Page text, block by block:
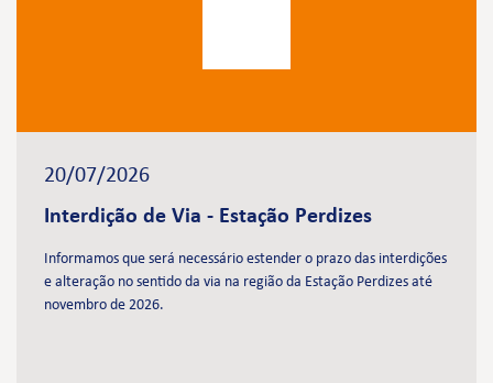
20/07/2026
Interdição de Via - Estação Perdizes
Informamos que será necessário estender o prazo das interdições
e alteração no sentido da via na região da Estação Perdizes até
novembro de 2026.